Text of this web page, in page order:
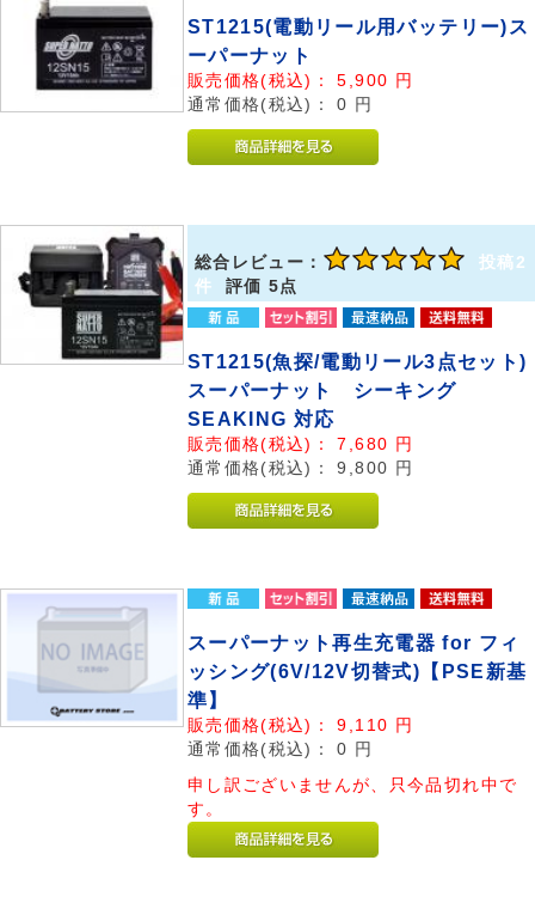
ST1215(電動リール用バッテリー)ス
ーパーナット
販売価格(税込)：5,900 円
通常価格(税込)：0 円
総合レビュー：
投稿2
件
評価 5点
ST1215(魚探/電動リール3点セット)
スーパーナット シーキング
SEAKING 対応
販売価格(税込)：7,680 円
通常価格(税込)：9,800 円
スーパーナット再生充電器 for フィ
ッシング(6V/12V切替式)【PSE新基
準】
販売価格(税込)：9,110 円
通常価格(税込)：0 円
申し訳ございませんが、只今品切れ中で
す。